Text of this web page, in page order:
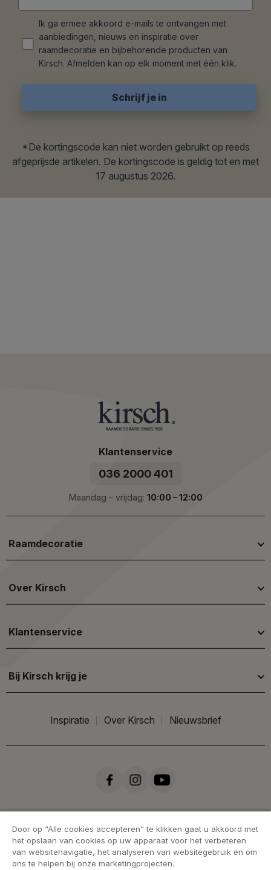
Ik ga ermee akkoord e-mails te ontvangen met
aanbiedingen, nieuws en inspiratie over
raamdecoratie en bijbehorende producten van
Kirsch. Afmelden kan op elk moment met één klik.
*De kortingscode kan niet worden gebruikt op reeds
afgeprijsde artikelen. De kortingscode is geldig tot en met
17 augustus 2026.
Klantenservice
036 2000 401
Maandag – vrijdag: 10:00 – 12:00
Raamdecoratie
Over Kirsch
Klantenservice
Bij Kirsch krijg je
Inspiratie Over Kirsch Nieuwsbrief
Door op “Alle cookies accepteren” te klikken gaat u akkoord met
het opslaan van cookies op uw apparaat voor het verbeteren
van websitenavigatie, het analyseren van websitegebruik en om
ons te helpen bij onze marketingprojecten.